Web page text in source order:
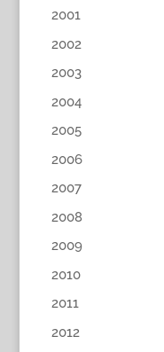
2001
2002
2003
2004
2005
2006
2007
2008
2009
2010
2011
2012